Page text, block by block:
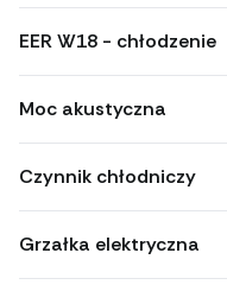
EER W18 - chłodzenie
Moc akustyczna
Czynnik chłodniczy
Grzałka elektryczna